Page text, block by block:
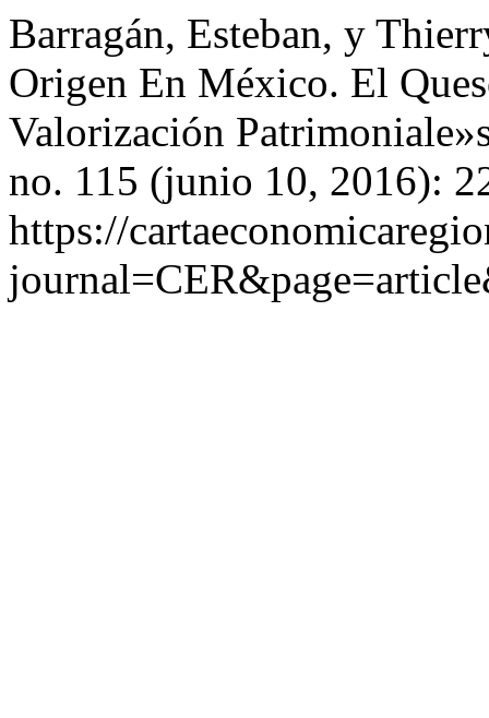
Barragán, Esteban, y
Origen En México. El
Valorización
no. 115 (junio 10, 2016):
https://